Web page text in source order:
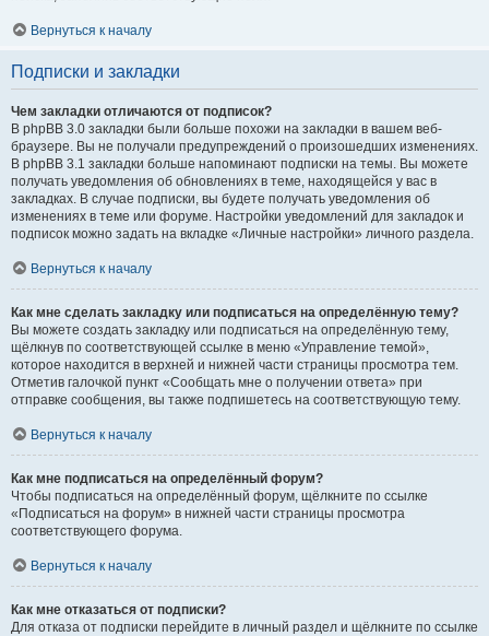
Вернуться к началу
Подписки и закладки
Чем закладки отличаются от подписок?
В phpBB 3.0 закладки были больше похожи на закладки в вашем веб-
браузере. Вы не получали предупреждений о произошедших изменениях.
В phpBB 3.1 закладки больше напоминают подписки на темы. Вы можете
получать уведомления об обновлениях в теме, находящейся у вас в
закладках. В случае подписки, вы будете получать уведомления об
изменениях в теме или форуме. Настройки уведомлений для закладок и
подписок можно задать на вкладке «Личные настройки» личного раздела.
Вернуться к началу
Как мне сделать закладку или подписаться на определённую тему?
Вы можете создать закладку или подписаться на определённую тему,
щёлкнув по соответствующей ссылке в меню «Управление темой»,
которое находится в верхней и нижней части страницы просмотра тем.
Отметив галочкой пункт «Сообщать мне о получении ответа» при
отправке сообщения, вы также подпишетесь на соответствующую тему.
Вернуться к началу
Как мне подписаться на определённый форум?
Чтобы подписаться на определённый форум, щёлкните по ссылке
«Подписаться на форум» в нижней части страницы просмотра
соответствующего форума.
Вернуться к началу
Как мне отказаться от подписки?
Для отказа от подписки перейдите в личный раздел и щёлкните по ссылке